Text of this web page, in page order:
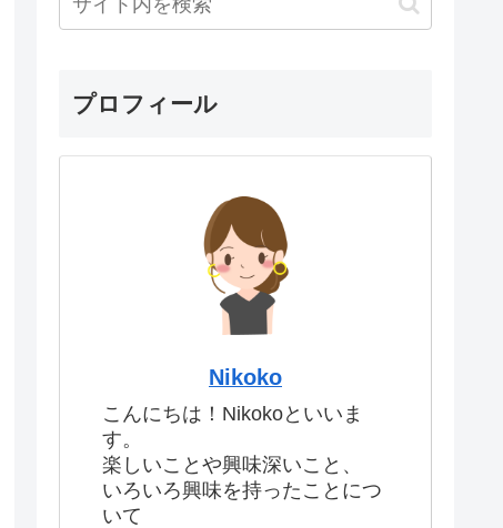
プロフィール
Nikoko
こんにちは！Nikokoといいま
す。
楽しいことや興味深いこと、
いろいろ興味を持ったことにつ
いて